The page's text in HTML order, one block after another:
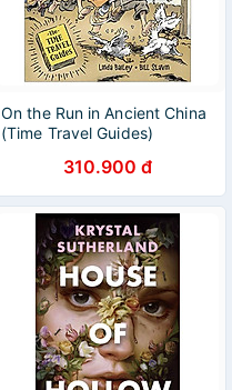
On the Run in Ancient China
(Time Travel Guides)
310.900 đ